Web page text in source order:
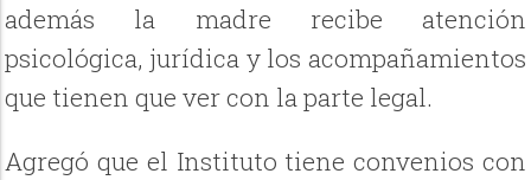
además la madre recibe atención
psicológica, jurídica y los acompañamientos
que tienen que ver con la parte legal.
Agregó que el Instituto tiene convenios con